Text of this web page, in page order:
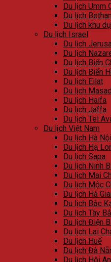
Du lịch Umm
Du lịch
Du lịch khu
Du lịch Israel
Du lịch
Du lịch
Du lịch Biển
Du lịch Biển
Du lịch Eilat
Du lịch
Du lịch Haifa
Du lịch Jaffa
Du lịch Tel
Du lịch Việt Nam
Du lịch Hà Nội
Du lịch Hạ
Du lịch Sapa
Du lịch Ninh
Du lịch Mai
Du lịch Mộc
Du lịch Hà
Du lịch Bắc
Du lịch Tây
Du lịch Điện
Du lịch Lai
Du lịch Huế
Du lịch Đà
Du lịch Hội An